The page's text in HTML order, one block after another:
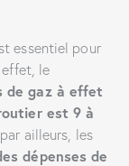
essentiel pour
le
de gaz à effet
est 9 à
par ailleurs, les
dépenses de